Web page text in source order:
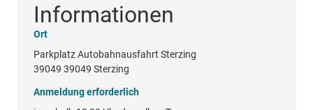
Informationen
Ort
Parkplatz Autobahnausfahrt Sterzing
39049 39049 Sterzing
Anmeldung erforderlich